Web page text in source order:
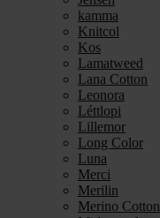
kamma
Knitcol
Kos
Lamatweed
Lana Cotton
Leonora
Léttlopi
Lillemor
Long Color
Luna
Merci
Merilin
Merino Cotton